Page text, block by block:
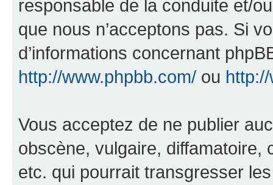
responsable de la conduite et/
que nous n’acceptons pas. Si
d’informations concernant
http://www.phpbb.com/ ou
Vous acceptez de ne publier
obscène, vulgaire, diffamatoire,
etc. qui pourrait transgresser